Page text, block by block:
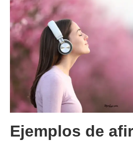
Ejemplos de